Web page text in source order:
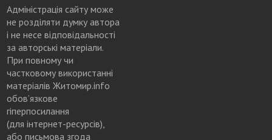
Адміністрація сайту може
не розділяти думку автора
і не несе відповідальності
за авторські матеріали.
При повному чи
частковому використанні
матеріалів Житомир.info
обов’язкове
гіперпосилання
(для інтернет-ресурсів),
або письмова згода